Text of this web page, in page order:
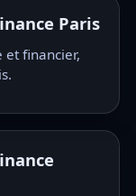
Paris
et financier,